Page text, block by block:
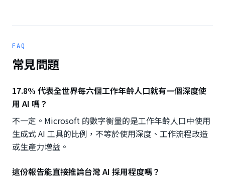
FAQ
常見問題
17.8% 代表全世界每六個工作年齡人口就有一個深度使
用 AI 嗎？
不一定。Microsoft 的數字衡量的是工作年齡人口中使用
生成式 AI 工具的比例，不等於使用深度、工作流程改造
或生產力增益。
這份報告能直接推論台灣 AI 採用程度嗎？